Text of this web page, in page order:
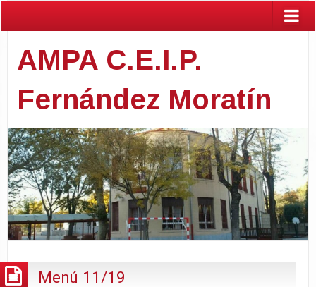
AMPA C.E.I.P.
Fernández Moratín
Menú 11/19